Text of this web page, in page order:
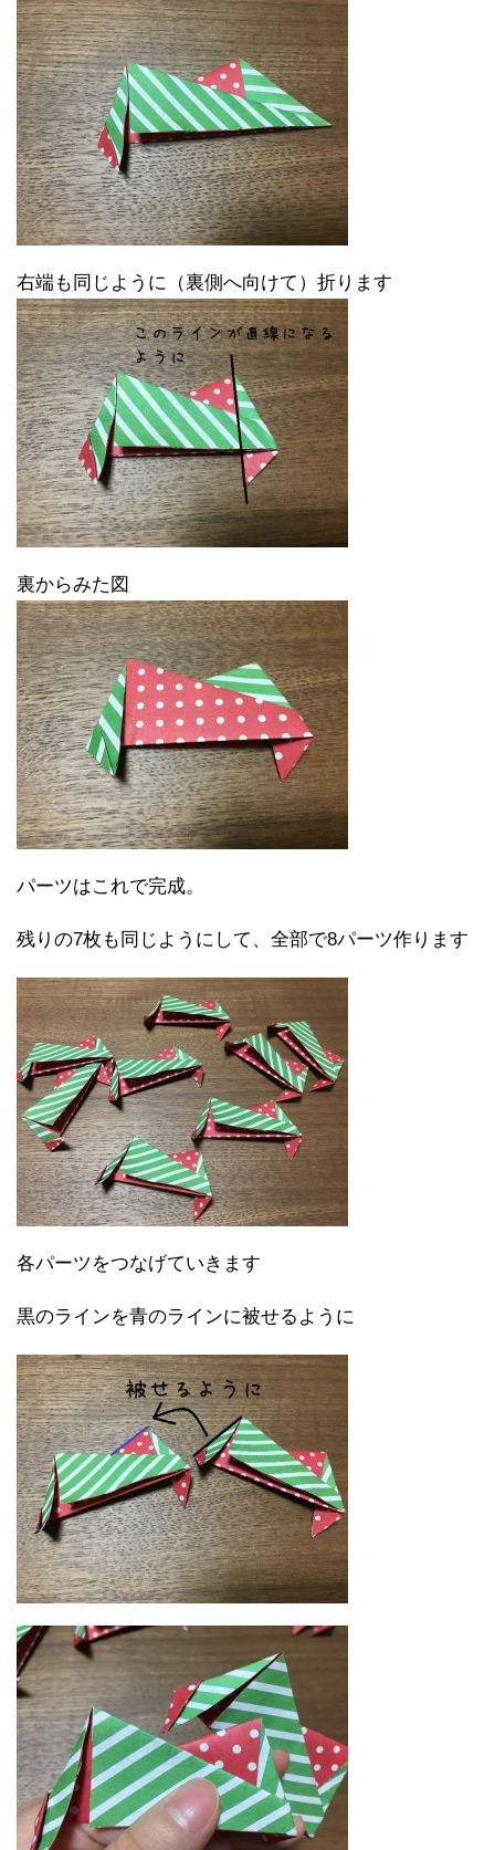
右端も同じように（裏側へ向けて）折ります
裏からみた図
パーツはこれで完成。
残りの7枚も同じようにして、全部で8パーツ作ります
各パーツをつなげていきます
黒のラインを青のラインに被せるように